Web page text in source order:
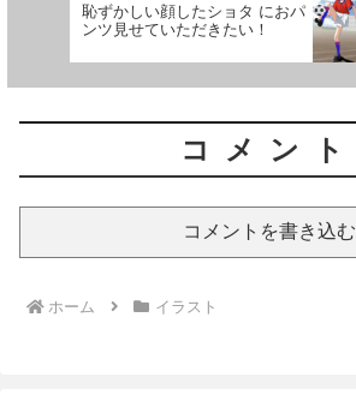
恥ずかしい顔したショタ におパ
ンツ見せていただきたい！
コメント
コメントを書き込む
ホーム イラスト